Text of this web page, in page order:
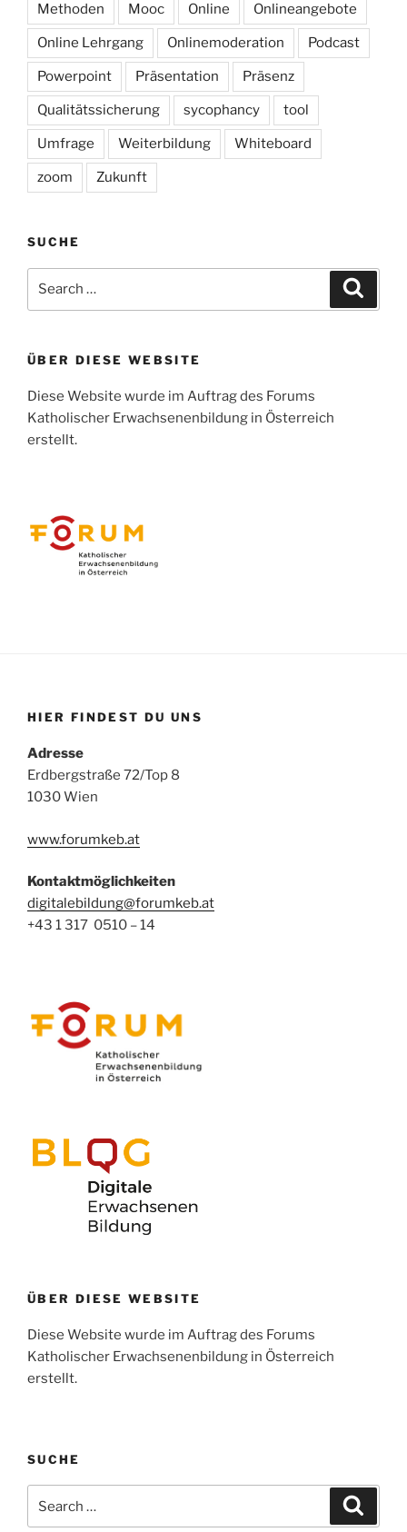
Methoden Mooc Online Onlineangebote
Online Lehrgang Onlinemoderation Podcast
Powerpoint Präsentation Präsenz
Qualitätssicherung sycophancy tool
Umfrage Weiterbildung Whiteboard
zoom Zukunft
SUCHE
ÜBER DIESE WEBSITE
Diese Website wurde im Auftrag des Forums
Katholischer Erwachsenenbildung in Österreich
erstellt.
HIER FINDEST DU UNS
Adresse
Erdbergstraße 72/Top 8
1030 Wien
www.forumkeb.at
Kontaktmöglichkeiten
digitalebildung@forumkeb.at
+43 1 317 0510 – 14
ÜBER DIESE WEBSITE
Diese Website wurde im Auftrag des Forums
Katholischer Erwachsenenbildung in Österreich
erstellt.
SUCHE
for: